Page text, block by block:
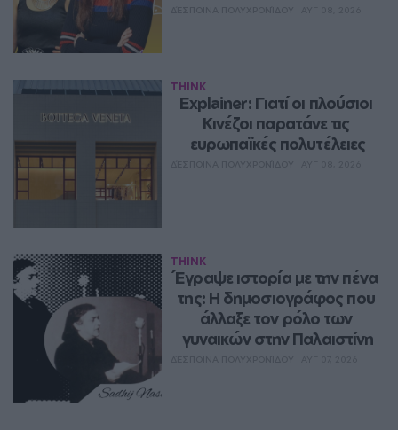
THINK
Explainer: Γιατί οι πλούσιοι
Κινέζοι παρατάνε τις
ευρωπαϊκές πολυτέλειες
THINK
Έγραψε ιστορία με την πένα
της: Η δημοσιογράφος που
άλλαξε τον ρόλο των
γυναικών στην Παλαιστίνη